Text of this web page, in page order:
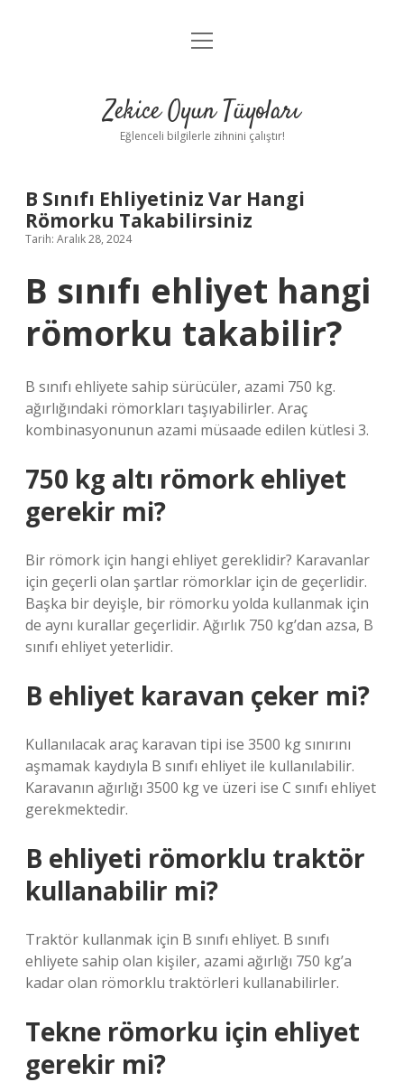
Anasayfa
Yasal Uyarı
menüyü
Zekice Oyun Tüyoları
Eğlenceli bilgilerle zihnini çalıştır!
B Sınıfı Ehliyetiniz Var Hangi
Römorku Takabilirsiniz
Tarih: Aralık 28, 2024
B sınıfı ehliyet hangi
römorku takabilir?
B sınıfı ehliyete sahip sürücüler, azami 750 kg.
ağırlığındaki römorkları taşıyabilirler. Araç
kombinasyonunun azami müsaade edilen kütlesi 3.
750 kg altı römork ehliyet
gerekir mi?
Bir römork için hangi ehliyet gereklidir? Karavanlar
için geçerli olan şartlar römorklar için de geçerlidir.
Başka bir deyişle, bir römorku yolda kullanmak için
de aynı kurallar geçerlidir. Ağırlık 750 kg’dan azsa, B
sınıfı ehliyet yeterlidir.
B ehliyet karavan çeker mi?
Kullanılacak araç karavan tipi ise 3500 kg sınırını
aşmamak kaydıyla B sınıfı ehliyet ile kullanılabilir.
Karavanın ağırlığı 3500 kg ve üzeri ise C sınıfı ehliyet
gerekmektedir.
B ehliyeti römorklu traktör
kullanabilir mi?
Traktör kullanmak için B sınıfı ehliyet. B sınıfı
ehliyete sahip olan kişiler, azami ağırlığı 750 kg’a
kadar olan römorklu traktörleri kullanabilirler.
Tekne römorku için ehliyet
gerekir mi?